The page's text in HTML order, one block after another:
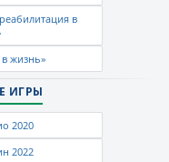
в
жизнь»
ИГРЫ
2020
2022